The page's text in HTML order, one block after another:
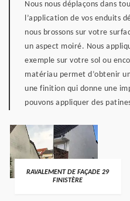
Nous nous déplaçons dans
l’application de vos enduits
nous brossons sur votre
un aspect moiré. Nous
exemple sur votre sol ou
matériau permet d’obtenir
une finition qui donne une
pouvons appliquer des
RAVALEMENT DE FAÇADE 29
FINISTÈRE